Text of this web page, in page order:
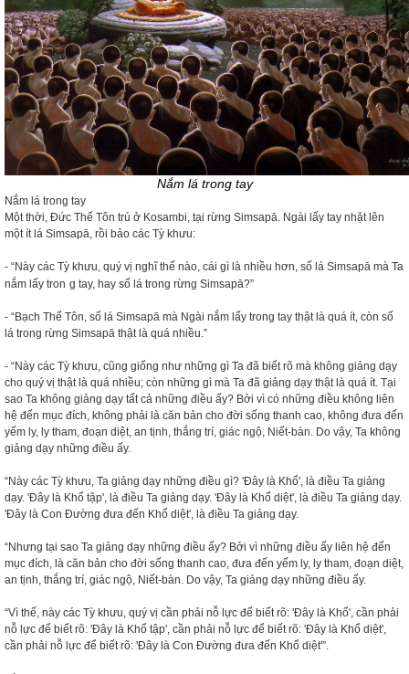
Nắm lá trong tay
Nắm lá trong tay
Một thời, Đức Thế Tôn trú ở Kosambi, tại rừng Simsapā. Ngài lấy tay nhặt lên
một ít lá Simsapā, rồi bảo các Tỳ khưu:
- “Này các Tỳ khưu, quý vị nghĩ thế nào, cái gì là nhiều hơn, số lá Simsapā mà Ta
nắm lấy tron g tay, hay số lá trong rừng Simsapā?”
- “Bạch Thế Tôn, số lá Simsapā mà Ngài nắm lấy trong tay thật là quá ít, còn số
lá trong rừng Simsapā thật là quá nhiều.”
- “Này các Tỳ khưu, cũng giống như những gì Ta đã biết rõ mà không giảng dạy
cho quý vị thật là quá nhiều; còn những gì mà Ta đã giảng dạy thật là quá ít. Tại
sao Ta không giảng dạy tất cả những điều ấy? Bởi vì có những điều không liên
hệ đến mục đích, không phải là căn bản cho đời sống thanh cao, không đưa đến
yếm ly, ly tham, đoạn diệt, an tịnh, thắng trí, giác ngộ, Niết-bàn. Do vậy, Ta không
giảng dạy những điều ấy.
“Này các Tỳ khưu, Ta giảng dạy những điều gì? 'Ðây là Khổ', là điều Ta giảng
dạy. 'Ðây là Khổ tập', là điều Ta giảng dạy. 'Ðây là Khổ diệt', là điều Ta giảng dạy.
'Ðây là Con Ðường đưa đến Khổ diệt', là điều Ta giảng dạy.
“Nhưng tại sao Ta giảng dạy những điều ấy? Bởi vì những điều ấy liên hệ đến
mục đích, là căn bản cho đời sống thanh cao, đưa đến yếm ly, ly tham, đoạn diệt,
an tịnh, thắng trí, giác ngộ, Niết-bàn. Do vậy, Ta giảng dạy những điều ấy.
“Vì thế, này các Tỳ khưu, quý vị cần phải nỗ lực để biết rõ: 'Ðây là Khổ', cần phải
nỗ lực để biết rõ: 'Ðây là Khổ tập', cần phải nỗ lực để biết rõ: 'Ðây là Khổ diệt',
cần phải nỗ lực để biết rõ: 'Ðây là Con Ðường đưa đến Khổ diệt'”.